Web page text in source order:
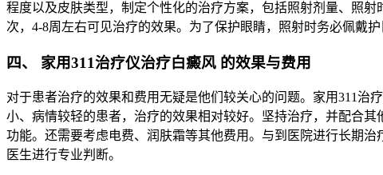
程度以及皮肤类型，制定个性化的治疗方案，包括照射剂量、照
次，4-8周左右可见治疗的效果。为了保护眼睛，照射时务必佩戴
四、 家用311治疗仪治疗白癜风 的效果与费用
对于患者治疗的效果和费用无疑是他们较关心的问题。家用311
小、病情较轻的患者，治疗的效果相对较好。坚持治疗，并配合
功能。还需要考虑电费、润肤霜等其他费用。与到医院进行长期
医生进行专业判断。